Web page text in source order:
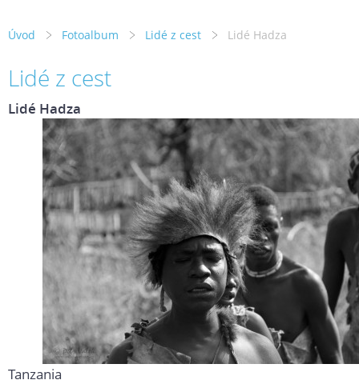
Úvod Fotoalbum Lidé z cest Lidé Hadza
Lidé z cest
Lidé Hadza
Tanzania